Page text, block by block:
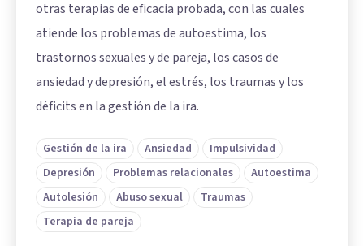
otras terapias de eficacia probada, con las cuales
atiende los problemas de autoestima, los
trastornos sexuales y de pareja, los casos de
ansiedad y depresión, el estrés, los traumas y los
déficits en la gestión de la ira.
Gestión de la ira Ansiedad
Impulsividad
Depresión
Problemas relacionales
Autoestima
Autolesión
Abuso sexual
Traumas
Terapia de pareja